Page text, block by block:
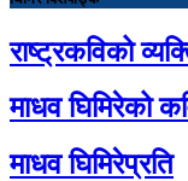
राष्ट्रकविको
माधव घिमिरेको
माधव घिमिरेप्रति